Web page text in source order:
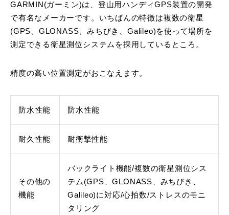
GARMIN(ガーミン)は、登山用ハンディGPS装置の開発
で有名なメーカーです。いちばんの特徴は複数の衛星
(GPS、GLONASS、みちびき、Galileo)を使って場所を
測定できる衛星測位システムを採用しているところ。
精度の高い位置測定がおこなえます。
防水性能 防水性能
耐久性能 耐衝撃性能
その他の
機能
バックライト機能/複数の衛星測位シス
テム(GPS、GLONASS、みちびき、
Galileo)に対応/心拍数/ストレスのモニ
タリング